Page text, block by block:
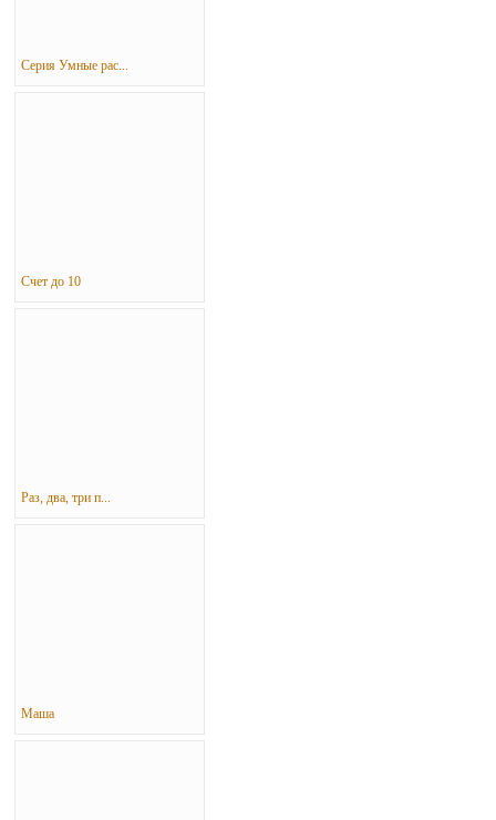
Серия Умные рас...
Счет до 10
Раз, два, три п...
Маша